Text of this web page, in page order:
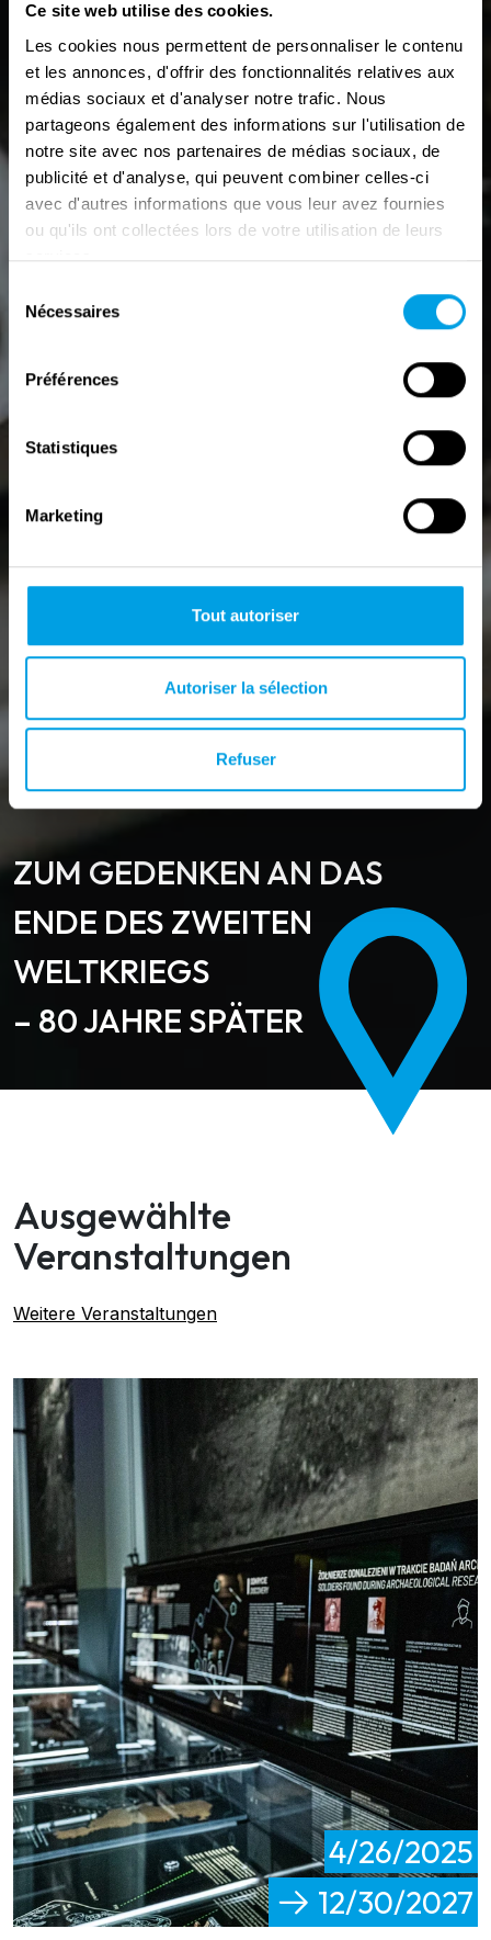
Ce site web utilise des cookies.
Les cookies nous permettent de personnaliser le contenu
et les annonces, d'offrir des fonctionnalités relatives aux
médias sociaux et d'analyser notre trafic. Nous
partageons également des informations sur l'utilisation de
notre site avec nos partenaires de médias sociaux, de
publicité et d'analyse, qui peuvent combiner celles-ci
avec d'autres informations que vous leur avez fournies
ou qu'ils ont collectées lors de votre utilisation de leurs
services.
Nécessaires
Préférences
Statistiques
Marketing
Tout autoriser
Autoriser la sélection
Refuser
ZUM GEDENKEN AN DAS
ENDE DES ZWEITEN
WELTKRIEGS
– 80 JAHRE SPÄTER
Ausgewählte
Veranstaltungen
Weitere Veranstaltungen
4/26/2025
12/30/2027